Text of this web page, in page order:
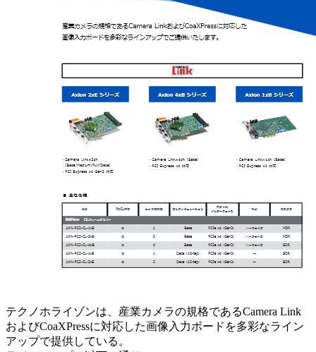
テクノホライゾンは、産業カメラの規格であるCamera Link
およびCoaXPressに対応した画像入力ボードを多彩なライン
アップで提供している。